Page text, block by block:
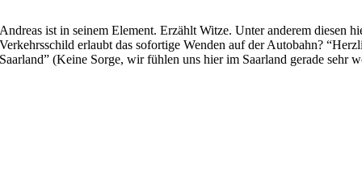
Andreas ist in seinem Element. Erzählt Witze. Unter anderem diesen
Verkehrsschild erlaubt das sofortige Wenden auf der Autobahn?
Saarland” (Keine Sorge, wir fühlen uns hier im Saarland gerade sehr